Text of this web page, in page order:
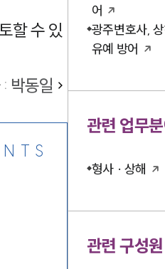
할 수 있
박동일
어
광주변호사,
유예 방어
관련 업무
형사 · 상해
관련 구성원